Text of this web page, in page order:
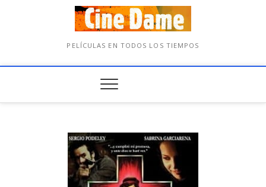
PELÍCULAS EN TODOS LOS TIEMPOS